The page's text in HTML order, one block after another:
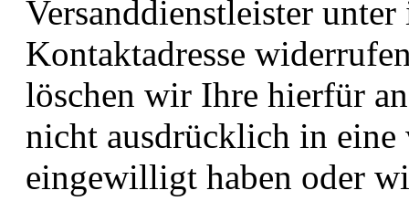
Versanddienstleister
Kontaktadresse
löschen wir Ihre hierfür
nicht ausdrücklich in
eingewilligt haben oder